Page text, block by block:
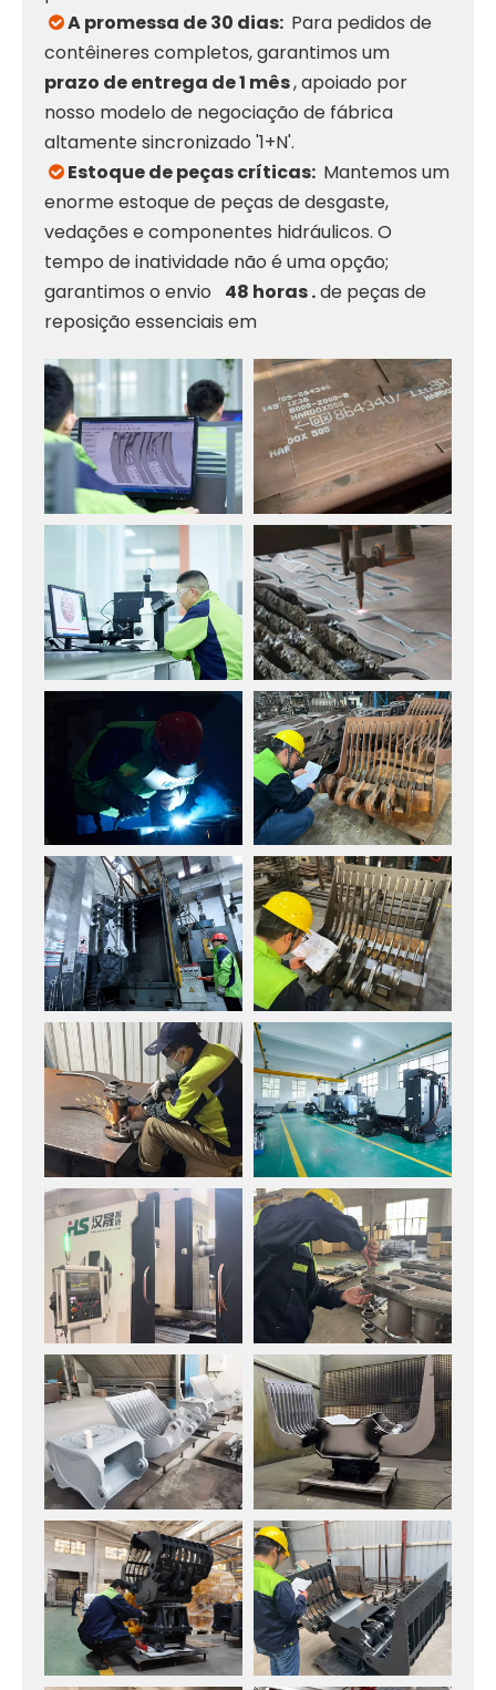
A promessa de 30 dias: Para pedidos de
contêineres completos, garantimos um
prazo de entrega de 1 mês, apoiado por
nosso modelo de negociação de fábrica
altamente sincronizado '1+N'.
 Estoque de peças críticas: Mantemos um
enorme estoque de peças de desgaste,
vedações e componentes hidráulicos. O
tempo de inatividade não é uma opção;
garantimos o envio 48 horas .de peças de
reposição essenciais em